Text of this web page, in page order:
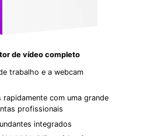
de vídeo completo
trabalho e a webcam
com uma grande
profissionais
integrados